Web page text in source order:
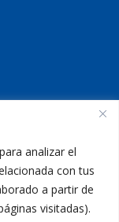
analizar el
con tus
a partir de
visitadas).